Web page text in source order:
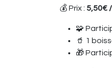
💰 Prix : 5,50€
🧩
🥤 1
🎁